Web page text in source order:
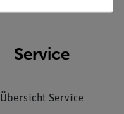
Service
Übersicht Service